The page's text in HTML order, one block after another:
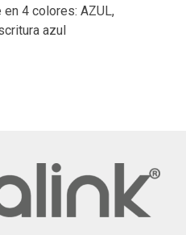
4 colores: AZUL,
azul